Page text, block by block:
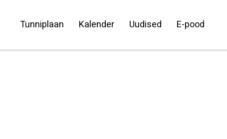
Tunniplaan Kalender Uudised E-pood